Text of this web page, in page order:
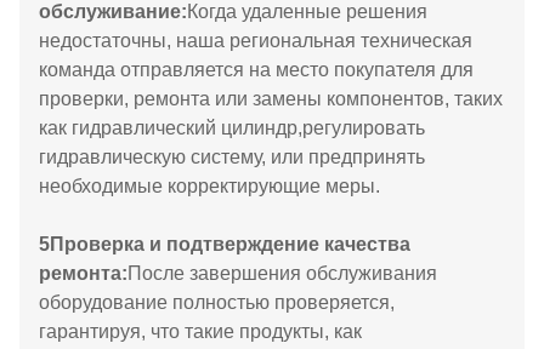
обслуживание:Когда удаленные решения
недостаточны, наша региональная техническая
команда отправляется на место покупателя для
проверки, ремонта или замены компонентов, таких
как гидравлический цилиндр,регулировать
гидравлическую систему, или предпринять
необходимые корректирующие меры.
5Проверка и подтверждение качества
ремонта:После завершения обслуживания
оборудование полностью проверяется,
гарантируя, что такие продукты, как